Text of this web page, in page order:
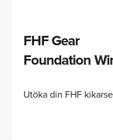
FHF Gear
Foundation
Utöka din FHF